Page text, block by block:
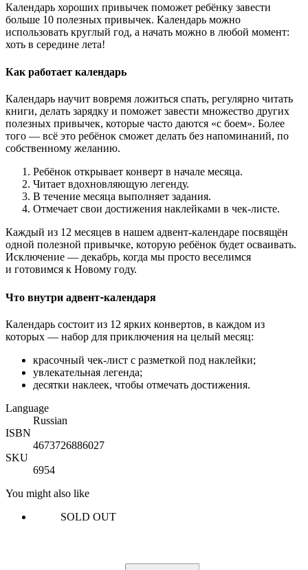
Календарь хороших привычек поможет ребёнку завести
больше 10 полезных привычек. Календарь можно
использовать круглый год, а начать можно в любой момент:
хоть в середине лета!
Как работает календарь
Календарь научит вовремя ложиться спать, регулярно читать
книги, делать зарядку и поможет завести множество других
полезных привычек, которые часто даются «с боем». Более
того — всё это ребёнок сможет делать без напоминаний, по
собственному желанию.
Ребёнок открывает конверт в начале месяца.
Читает вдохновляющую легенду.
В течение месяца выполняет задания.
Отмечает свои достижения наклейками в чек-листе.
Каждый из 12 месяцев в нашем адвент-календаре посвящён
одной полезной привычке, которую ребёнок будет осваивать.
Исключение — декабрь, когда мы просто веселимся
и готовимся к Новому году.
Что внутри адвент-календаря
Календарь состоит из 12 ярких конвертов, в каждом из
которых — набор для приключения на целый месяц:
красочный чек-лист с разметкой под наклейки;
увлекательная легенда;
десятки наклеек, чтобы отмечать достижения.
Language
Russian
ISBN
4673726886027
SKU
6954
You might also like
SOLD OUT